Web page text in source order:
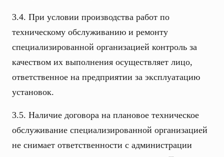
3.4. При условии производства работ по
техническому обслуживанию и ремонту
специализированной организацией контроль за
качеством их выполнения осуществляет лицо,
ответственное на предприятии за эксплуатацию
установок.
3.5. Наличие договора на плановое техническое
обслуживание специализированной организацией
не снимает ответственности с администрации